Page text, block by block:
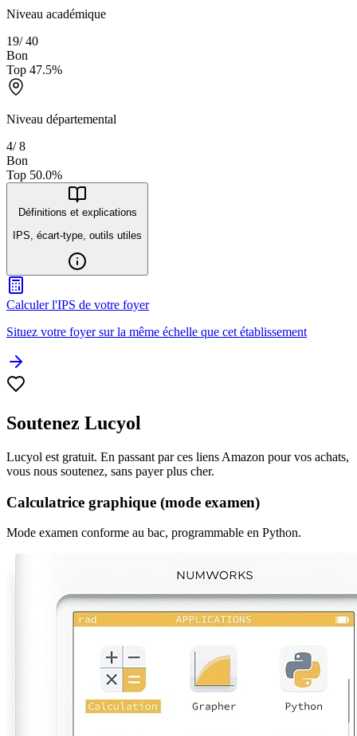
Niveau académique
19/40
Bon
Top 47.5%
Niveau départemental
4/8
Bon
Top 50.0%
Définitions et explications
IPS, écart-type, outils utiles
Calculer l'IPS de votre foyer
Situez votre foyer sur la même échelle que cet établissement
Soutenez Lucyol
Lucyol est gratuit. En passant par ces liens Amazon pour vos achats,
vous nous soutenez, sans payer plus cher.
Calculatrice graphique (mode examen)
Mode examen conforme au bac, programmable en Python.